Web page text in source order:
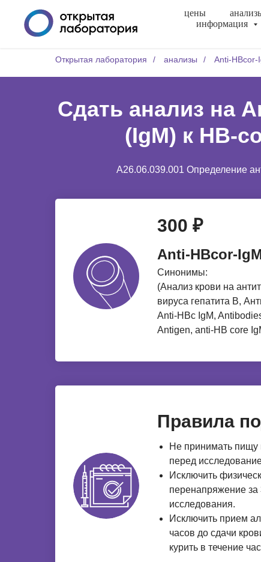
цены
информация
Открытая лаборатория / анализы / Anti-НВcor-
Сдать анализ на
(IgM) к HB-
A26.06.039.001 Определение
300 ₽
Anti-НВcor-
Синонимы:
(Анализ крови на
вируса гепатита В,
Anti-HBc IgM,
Antigen, anti-HB core
Правила
Не принимать пищу
перед
Исключить
перенапряжение за
исследования.
Исключить прием
часов до сдачи
курить в течение